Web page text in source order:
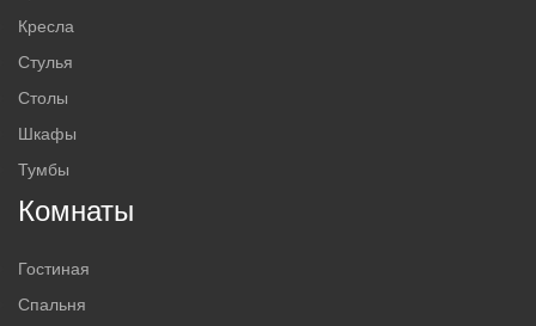
Кресла
Стулья
Столы
Шкафы
Тумбы
Комнаты
Гостиная
Спальня